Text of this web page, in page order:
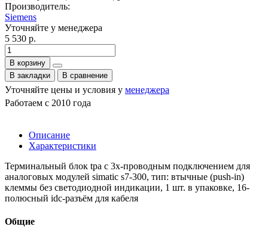
Производитель:
Siemens
Уточняйте у менеджера
5 530 р.
В корзину
В закладки
В сравнение
Уточняйте цены и условия у менеджера
Работаем с 2010 года
Описание
Характеристики
Терминальный блок tpa с 3х-проводным подключением для
аналоговых модулей simatic s7-300, тип: втычные (push-in)
клеммы без светодиодной индикации, 1 шт. в упаковке, 16-
полюсный idc-разъём для кабеля
Общие